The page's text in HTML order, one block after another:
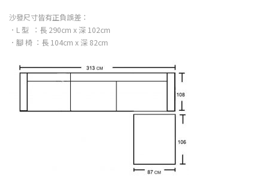
沙發尺寸皆有正負誤差：
．L 型 ：長 290cm x 深 102cm
．腳 椅 ：長 104cm x 深 82cm